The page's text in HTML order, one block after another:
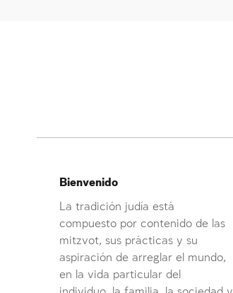
Bienvenido
La tradición judía está
compuesto por contenido de las
mitzvot, sus prácticas y su
aspiración de arreglar el mundo,
en la vida particular del